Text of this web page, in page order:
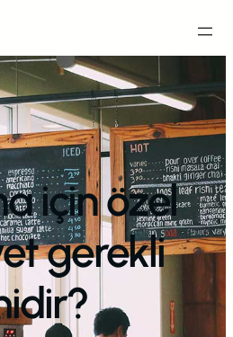
için özel
gerekli